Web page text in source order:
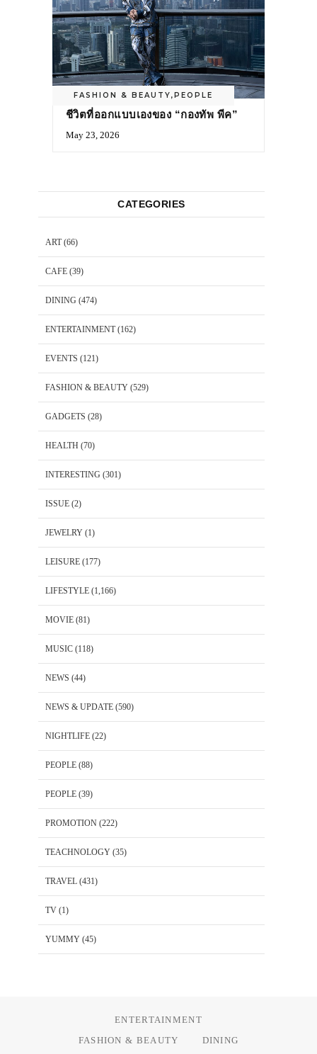
FASHION & BEAUTY, PEOPLE
ชีวิตที่ออกแบบเองของ “กองทัพ พีค”
May 23, 2026
CATEGORIES
ART(66)
CAFE (39)
DINING (474)
ENTERTAINMENT(162)
EVENTS (121)
FASHION & BEAUTY (529)
GADGETS (28)
HEALTH (70)
INTERESTING (301)
ISSUE (2)
JEWELRY (1)
LEISURE (177)
LIFESTYLE (1,166)
MOVIE (81)
MUSIC (118)
NEWS (44)
NEWS & UPDATE (590)
NIGHTLIFE (22)
PEOPLE (88)
PEOPLE (39)
PROMOTION (222)
TEACHNOLOGY (35)
TRAVEL (431)
TV (1)
YUMMY (45)
ENTERTAINMENT
FASHION & BEAUTY
DINING